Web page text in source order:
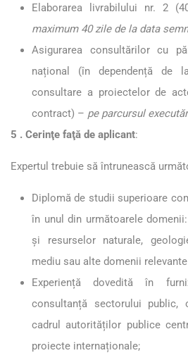
Elaborarea livrabilului nr. 2
maximum 40 zile de la data
Asigurarea consultărilor cu
național (în dependență de
consultare a proiectelor de
contract) – pe parcursul
5 . Cerinţe faţă de aplicant:
Expertul trebuie să întrunească
Diplomă de studii superioare
în unul din următoarele
și resurselor naturale,
mediu sau alte domenii
Experiență dovedită în
consultanță sectorului
cadrul autorităților publice
proiecte internaționale;